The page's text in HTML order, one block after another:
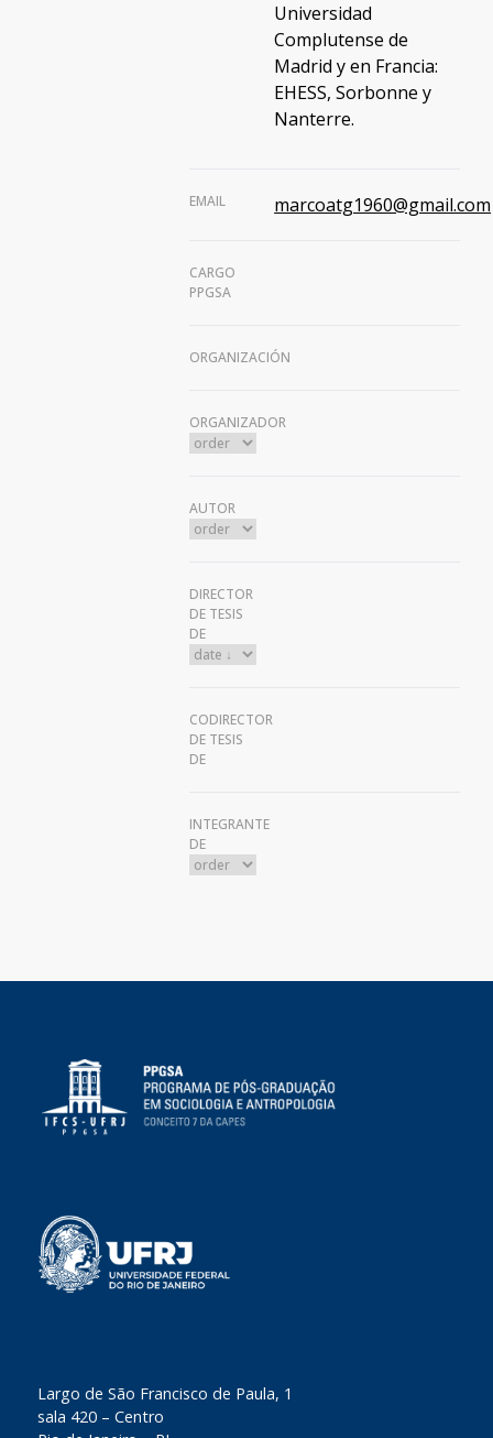
Universidad
Complutense de
Madrid y en Francia:
EHESS, Sorbonne y
Nanterre.
EMAIL marcoatg1960@gmail.com
CARGO
PPGSA
ORGANIZACIÓN
ORGANIZADOR
AUTOR
DIRECTOR
DE TESIS
DE
CODIRECTOR
DE TESIS
DE
INTEGRANTE
DE
​Largo de São Francisco de Paula, 1
sala 420 – Centro